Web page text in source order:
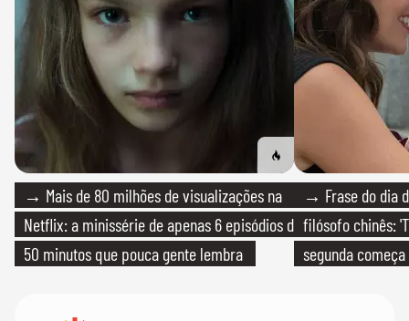
→ Mais de 80 milhões de visualizações na
Netflix: a minissérie de apenas 6 episódios de
50 minutos que pouca gente lembra
→ Frase do dia
filósofo chinês:
segunda